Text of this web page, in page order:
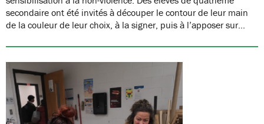
secondaire ont été invités à découper le contour de leur main
de la couleur de leur choix, à la signer, puis à l’apposer sur…